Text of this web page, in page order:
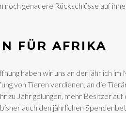
genauere Rückschlüsse auf
FÜR AFRIKA
haben wir uns an der jährlich
von Tieren verdienen, an die
zu Jahr gelungen, mehr Besitzer
auch den jährlichen